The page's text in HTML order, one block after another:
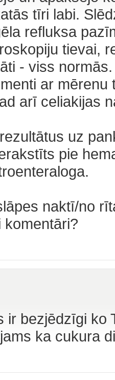
tīri labi.
refluksa
tievai,
- viss
ar
arī celiakijas
uz
pie
naktī/no
komentāri?
ir bezjēdzīgi ko
ka cukura